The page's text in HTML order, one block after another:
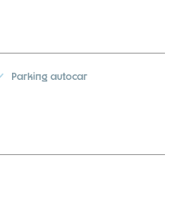
Parking autocar